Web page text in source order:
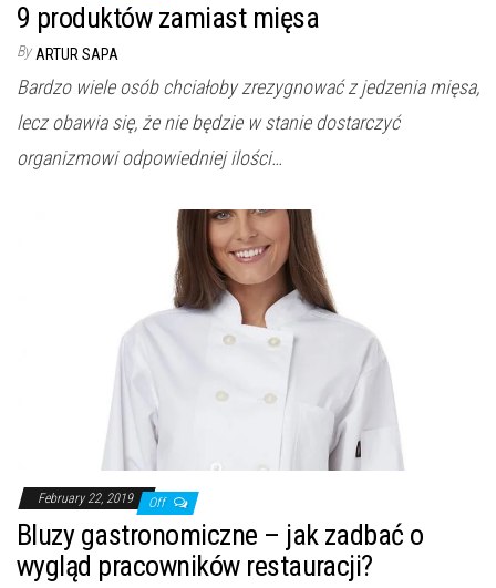
9 produktów zamiast mięsa
By ARTUR SAPA
Bardzo wiele osób chciałoby zrezygnować z jedzenia mięsa,
lecz obawia się, że nie będzie w stanie dostarczyć
organizmowi odpowiedniej ilości…
February 22, 2019 Off
Bluzy gastronomiczne – jak zadbać o
wygląd pracowników restauracji?